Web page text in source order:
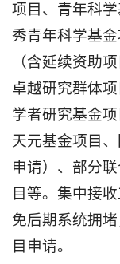
项目、青年科
秀青年科学基
（含延续资助
卓越研究群体
学者研究基金
天元基金项目
申请）、部分
目等。集中接
免后期系统拥
目申请。